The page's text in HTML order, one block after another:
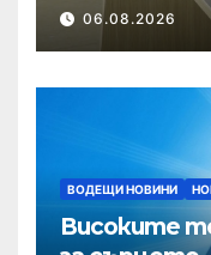
06.08.2026
ВОДЕЩИ НОВИНИ
Високите